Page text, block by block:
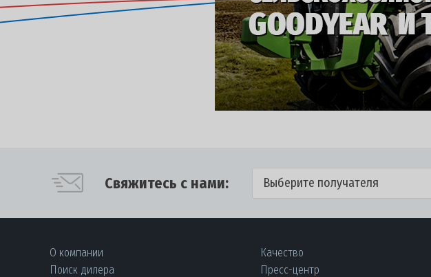
Свяжитесь с нами: Выберите получателя
О компании
Поиск дилера
Качество
Пресс-центр